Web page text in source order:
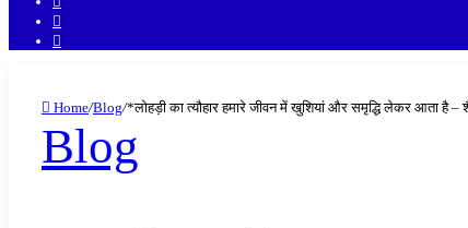
Home/Blog/*लोहड़ी का त्यौहार हमारे जीवन में खुशियां और समृद्धि लेकर आता है –
Blog